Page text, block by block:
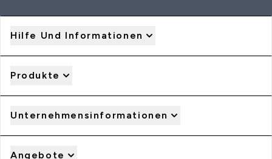
Hilfe Und Informationen
Produkte
Unternehmensinformationen
Angebote